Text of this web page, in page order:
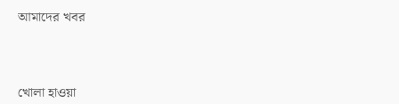
আমাদের খবর
খোলা হাওয়া